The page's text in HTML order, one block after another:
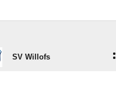
SV Willofs :